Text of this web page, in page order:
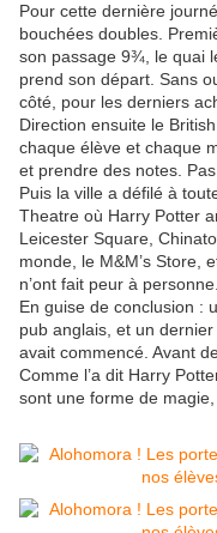
Pour cette dernière
bouchées doubles.
son passage 9¾, le quai
prend son départ. Sans
côté, pour les derniers
Direction ensuite le
chaque élève et chaque
et prendre des notes.
Puis la ville a défilé à
Theatre où Harry Potter
Leicester Square,
monde, le M&M’s Store,
n’ont fait peur à personne.
En guise de conclusion :
pub anglais, et un
avait commencé. Avant
Comme l’a dit Harry
sont une forme de